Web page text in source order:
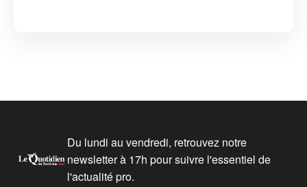
Du lundi au vendredi, retrouvez notre
newsletter à 17h pour suivre l'essentiel de
l'actualité pro.